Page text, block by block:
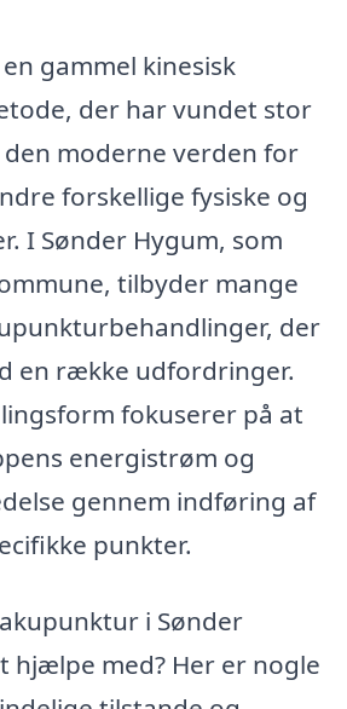
gammel kinesisk
der har vundet stor
moderne verden for
forskellige fysiske og
I Sønder Hygum, som
tilbyder mange
der
en række udfordringer.
fokuserer på at
energistrøm og
gennem indføring af
punkter.
i Sønder
hjælpe med? Her er nogle